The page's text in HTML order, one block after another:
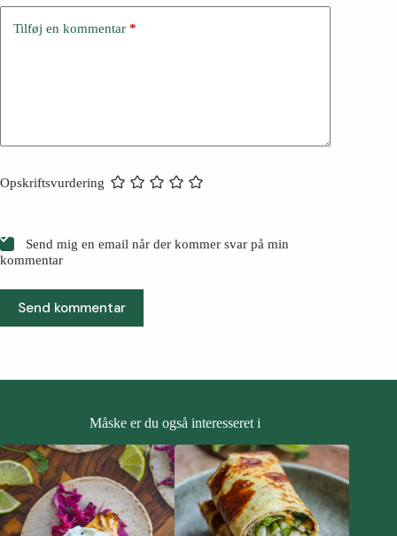
Tilføj en kommentar *
Opskriftsvurdering
Send mig en email når der kommer svar på min
kommentar
Send kommentar
Måske er du også interesseret i